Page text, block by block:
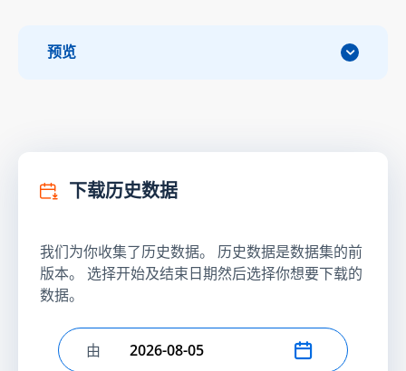
预览
下载历史数据
我们为你收集了历史数据。 历史数据是数据集的前
版本。 选择开始及结束日期然后选择你想要下载的
数据。
选择开始日期
由